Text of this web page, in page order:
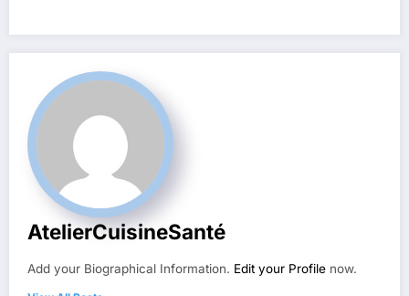
AtelierCuisineSanté
Add your Biographical Information. Edit your Profile now.